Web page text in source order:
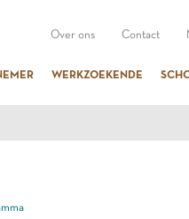
Over ons Contact
WERKZOEKENDE